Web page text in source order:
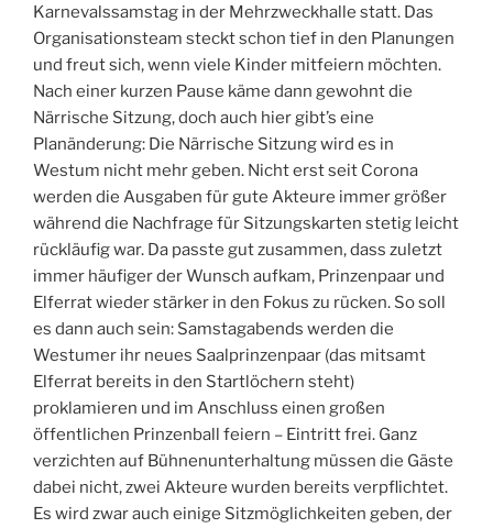
Karnevalssamstag in der Mehrzweckhalle statt. Das
Organisationsteam steckt schon tief in den Planungen
und freut sich, wenn viele Kinder mitfeiern möchten.
Nach einer kurzen Pause käme dann gewohnt die
Närrische Sitzung, doch auch hier gibt’s eine
Planänderung: Die Närrische Sitzung wird es in
Westum nicht mehr geben. Nicht erst seit Corona
werden die Ausgaben für gute Akteure immer größer
während die Nachfrage für Sitzungskarten stetig leicht
rückläufig war. Da passte gut zusammen, dass zuletzt
immer häufiger der Wunsch aufkam, Prinzenpaar und
Elferrat wieder stärker in den Fokus zu rücken. So soll
es dann auch sein: Samstagabends werden die
Westumer ihr neues Saalprinzenpaar (das mitsamt
Elferrat bereits in den Startlöchern steht)
proklamieren und im Anschluss einen großen
öffentlichen Prinzenball feiern – Eintritt frei. Ganz
verzichten auf Bühnenunterhaltung müssen die Gäste
dabei nicht, zwei Akteure wurden bereits verpflichtet.
Es wird zwar auch einige Sitzmöglichkeiten geben, der